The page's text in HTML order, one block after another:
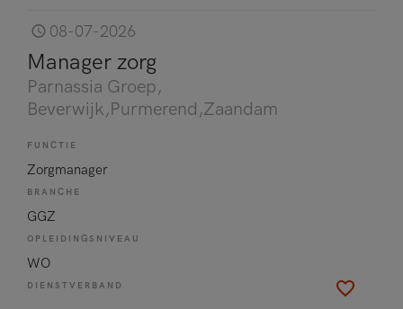
08-07-2026
Manager zorg
Parnassia Groep,
Beverwijk,Purmerend,Zaandam
FUNCTIE
Zorgmanager
BRANCHE
GGZ
OPLEIDINGSNIVEAU
WO
DIENSTVERBAND